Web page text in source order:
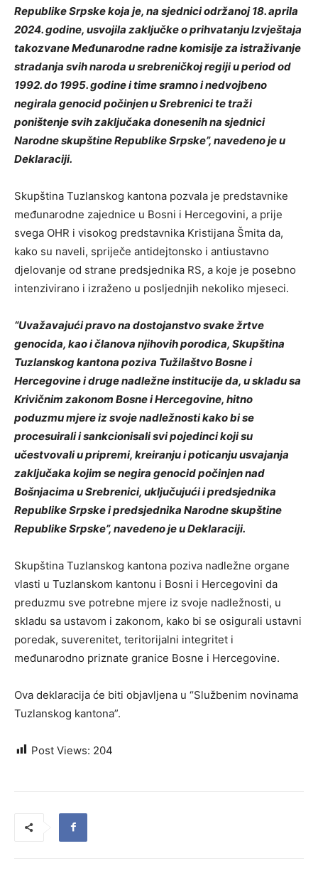
Republike Srpske koja je, na sjednici održanoj 18. aprila
2024. godine, usvojila zaključke o prihvatanju Izvještaja
takozvane Međunarodne radne komisije za istraživanje
stradanja svih naroda u srebreničkoj regiji u period od
1992. do 1995. godine i time sramno i nedvojbeno
negirala genocid počinjen u Srebrenici te traži
poništenje svih zaključaka donesenih na sjednici
Narodne skupštine Republike Srpske”, navedeno je u
Deklaraciji.
Skupština Tuzlanskog kantona pozvala je predstavnike
međunarodne zajednice u Bosni i Hercegovini, a prije
svega OHR i visokog predstavnika Kristijana Šmita da,
kako su naveli, spriječe antidejtonsko i antiustavno
djelovanje od strane predsjednika RS, a koje je posebno
intenzivirano i izraženo u posljednjih nekoliko mjeseci.
“Uvažavajući pravo na dostojanstvo svake žrtve
genocida, kao i članova njihovih porodica, Skupština
Tuzlanskog kantona poziva Tužilaštvo Bosne i
Hercegovine i druge nadležne institucije da, u skladu sa
Krivičnim zakonom Bosne i Hercegovine, hitno
poduzmu mjere iz svoje nadležnosti kako bi se
procesuirali i sankcionisali svi pojedinci koji su
učestvovali u pripremi, kreiranju i poticanju usvajanja
zaključaka kojim se negira genocid počinjen nad
Bošnjacima u Srebrenici, uključujući i predsjednika
Republike Srpske i predsjednika Narodne skupštine
Republike Srpske”, navedeno je u Deklaraciji.
Skupština Tuzlanskog kantona poziva nadležne organe
vlasti u Tuzlanskom kantonu i Bosni i Hercegovini da
preduzmu sve potrebne mjere iz svoje nadležnosti, u
skladu sa ustavom i zakonom, kako bi se osigurali ustavni
poredak, suverenitet, teritorijalni integritet i
međunarodno priznate granice Bosne i Hercegovine.
Ova deklaracija će biti objavljena u “Službenim novinama
Tuzlanskog kantona”.
Post Views: 204